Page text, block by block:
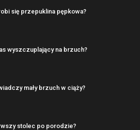
się przepuklina pępkowa?
wyszczuplający na brzuch?
mały brzuch w ciąży?
stolec po porodzie?